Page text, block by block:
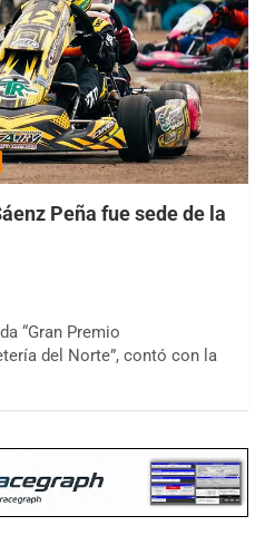
Peña fue sede de la
“Gran Premio
del Norte”, contó con la